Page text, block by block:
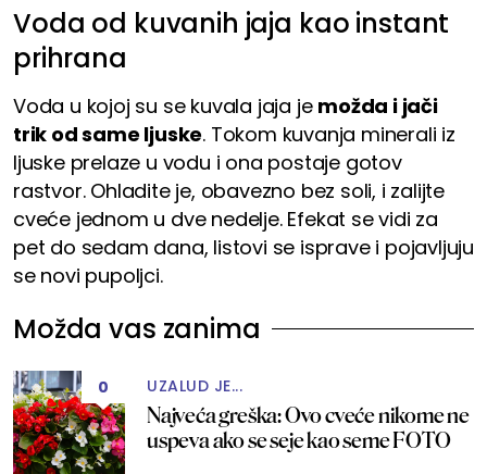
Voda od kuvanih jaja kao instant
prihrana
Voda u kojoj su se kuvala jaja je možda i jači
trik od same ljuske. Tokom kuvanja minerali iz
ljuske prelaze u vodu i ona postaje gotov
rastvor. Ohladite je, obavezno bez soli, i zalijte
cveće jednom u dve nedelje. Efekat se vidi za
pet do sedam dana, listovi se isprave i pojavljuju
se novi pupoljci.
Možda vas zanima
0 UZALUD JE...
Najveća greška: Ovo cveće nikome ne
uspeva ako se seje kao seme FOTO